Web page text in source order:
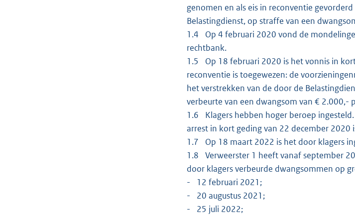
genomen en als eis in reconventie
Belastingdienst, op straffe van een
1.4 Op 4 februari 2020 vond de
rechtbank.
1.5 Op 18 februari 2020 is het vonnis in
reconventie is toegewezen: de
het verstrekken van de door de
verbeurte van een dwangsom van €
1.6 Klagers hebben hoger beroep
arrest in kort geding van 22 december
1.7 Op 18 maart 2022 is het door klagers
1.8 Verweerster 1 heeft vanaf september
door klagers verbeurde dwangsommen op
- 12 februari 2021;
- 20 augustus 2021;
- 25 juli 2022;